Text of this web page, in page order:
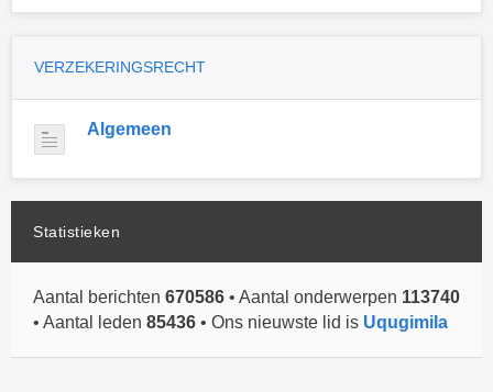
VERZEKERINGSRECHT
Algemeen
Statistieken
Aantal berichten 670586 • Aantal onderwerpen 113740
• Aantal leden 85436 • Ons nieuwste lid is Uqugimila